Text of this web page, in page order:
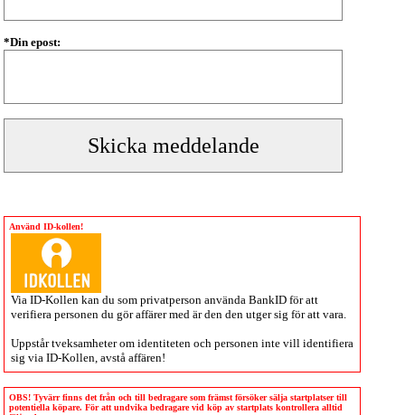
*Din epost:
Använd ID-kollen!
Via ID-Kollen kan du som privatperson använda BankID för att
verifiera personen du gör affärer med är den den utger sig för att vara.
Uppstår tveksamheter om identiteten och personen inte vill identifiera
sig via ID-Kollen , avstå affären!
OBS! Tyvärr finns det från och till bedragare som främst försöker sälja startplatser till
potentiella köpare. För att undvika bedragare vid köp av startplats kontrollera alltid